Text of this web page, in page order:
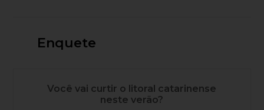
Enquete
Você vai curtir o litoral catarinense
neste verão?